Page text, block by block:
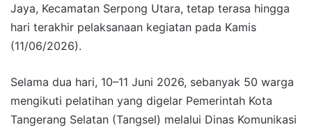
Jaya, Kecamatan Serpong Utara, tetap terasa hingga
hari terakhir pelaksanaan kegiatan pada Kamis
(11/06/2026).
Selama dua hari, 10–11 Juni 2026, sebanyak 50 warga
mengikuti pelatihan yang digelar Pemerintah Kota
Tangerang Selatan (Tangsel) melalui Dinas Komunikasi